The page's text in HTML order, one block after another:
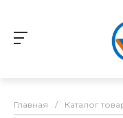
Главная / Каталог